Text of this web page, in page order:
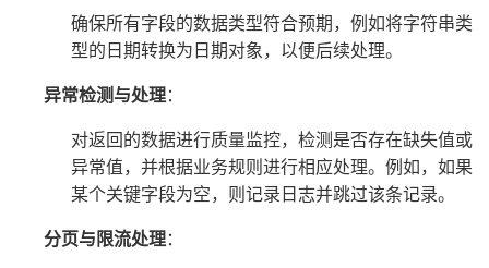
确保所有字段的数据类型符合预期，例如将字符串类
型的日期转换为日期对象，以便后续处理。
异常检测与处理：
对返回的数据进行质量监控，检测是否存在缺失值或
异常值，并根据业务规则进行相应处理。例如，如果
某个关键字段为空，则记录日志并跳过该条记录。
分页与限流处理：